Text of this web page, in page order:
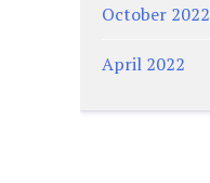
October 2022
April 2022